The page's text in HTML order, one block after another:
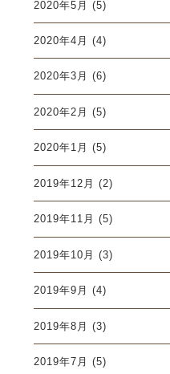
2020年5月 (5)
2020年4月 (4)
2020年3月 (6)
2020年2月 (5)
2020年1月 (5)
2019年12月 (2)
2019年11月 (5)
2019年10月 (3)
2019年9月 (4)
2019年8月 (3)
2019年7月 (5)